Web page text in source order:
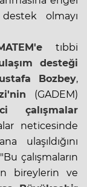
olmayı
tıbbi
desteği
Bozbey,
(GADEM)
çalışmalar
neticesinde
ulaşıldığını
çalışmaların
bireylerin ve